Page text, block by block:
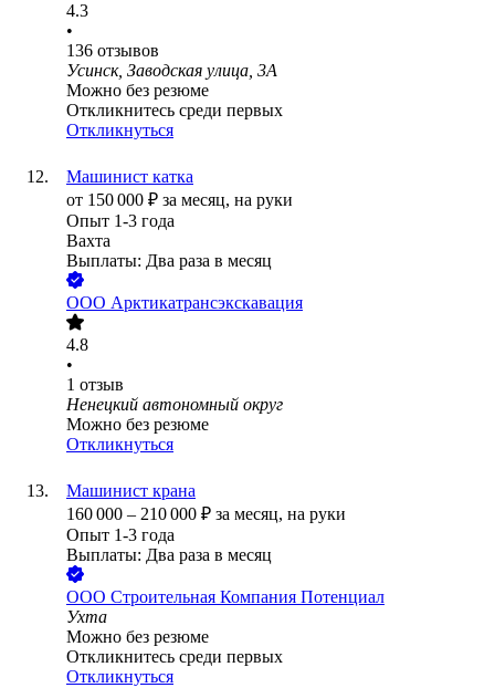
4.3
•
136 отзывов
Усинск, Заводская улица, 3А
Можно без резюме
Откликнитесь среди первых
Откликнуться
Машинист катка
от 150 000 ₽ за месяц, на руки
Опыт 1-3 года
Вахта
Выплаты: Два раза в месяц
ООО Арктикатрансэкскавация
4.8
•
1 отзыв
Ненецкий автономный округ
Можно без резюме
Откликнуться
Машинист крана
160 000 – 210 000 ₽ за месяц, на руки
Опыт 1-3 года
Выплаты: Два раза в месяц
ООО Строительная Компания Потенциал
Ухта
Можно без резюме
Откликнитесь среди первых
Откликнуться